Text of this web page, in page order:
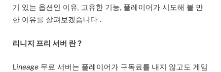
기 있는 옵션인 이유, 고유한 기능, 플레이어가 시도해 볼 만
한 이유를 살펴보겠습니다 .
리니지 프리 서버 란 ?
Lineage 무료 서버는 플레이어가 구독료를 내지 않고도 게임